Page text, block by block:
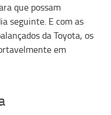
que possam
seguinte. E com as
da Toyota, os
em